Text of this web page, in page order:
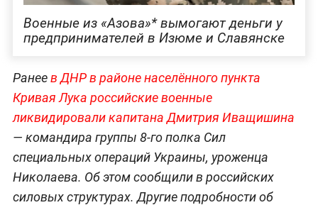
Военные из «Азова»* вымогают деньги у
предпринимателей в Изюме и Славянске
Ранеев ДНР в районе населённого пункта
Кривая Лука российские военные
ликвидировали капитана Дмитрия Иващишина
— командира группы 8-го полка Сил
специальных операций Украины, уроженца
Николаева. Об этом сообщили в российских
силовых структурах. Другие подробности об